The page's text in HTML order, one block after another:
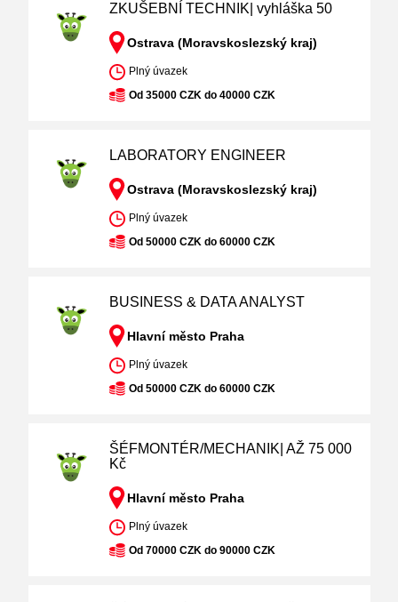
ZKUŠEBNÍ TECHNIK| vyhláška 50
Ostrava (Moravskoslezský kraj)
Plný úvazek
Od 35000 CZK do 40000 CZK
LABORATORY ENGINEER
Ostrava (Moravskoslezský kraj)
Plný úvazek
Od 50000 CZK do 60000 CZK
BUSINESS & DATA ANALYST
Hlavní město Praha
Plný úvazek
Od 50000 CZK do 60000 CZK
ŠÉFMONTÉR/MECHANIK| AŽ 75 000
Kč
Hlavní město Praha
Plný úvazek
Od 70000 CZK do 90000 CZK